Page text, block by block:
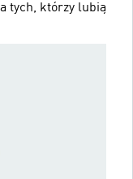
tych, którzy lubią